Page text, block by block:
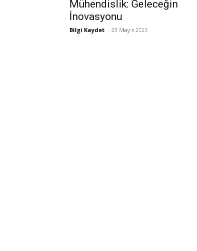
Mühendislik: Geleceğin
İnovasyonu
Bilgi Kaydet - 23 Mayıs 2023